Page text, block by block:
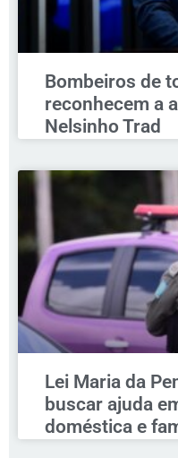
Bombeiros de
reconhecem a
Nelsinho Trad
Lei Maria da
buscar ajuda
doméstica e